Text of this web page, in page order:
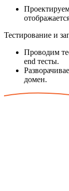
Тестирование и
Проводим
end тесты.
домен.